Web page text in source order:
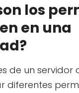
los
en una
de un servidor
diferentes